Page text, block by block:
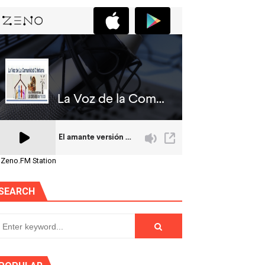
Station